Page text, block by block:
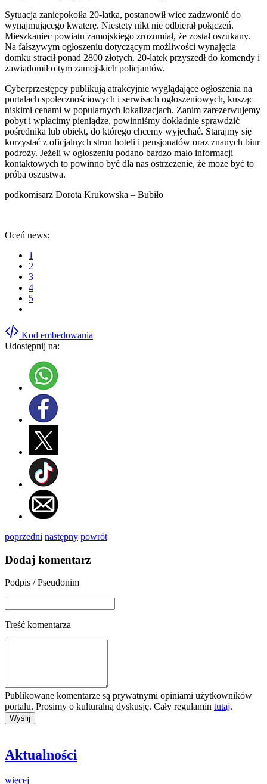
Sytuacja zaniepokoiła 20-latka, postanowił wiec zadzwonić do
wynajmującego kwaterę. Niestety nikt nie odbierał połączeń.
Mieszkaniec powiatu zamojskiego zrozumiał, że został oszukany.
Na fałszywym ogłoszeniu dotyczącym możliwości wynajęcia
domku stracił ponad 2800 złotych. 20-latek przyszedł do komendy i
zawiadomił o tym zamojskich policjantów.
Cyberprzestępcy publikują atrakcyjnie wyglądające ogłoszenia na
portalach społecznościowych i serwisach ogłoszeniowych, kusząc
niskimi cenami w popularnych lokalizacjach. Zanim zarezerwujemy
pobyt i wpłacimy pieniądze, powinniśmy dokładnie sprawdzić
pośrednika lub obiekt, do którego chcemy wyjechać. Starajmy się
korzystać z oficjalnych stron hoteli i pensjonatów oraz znanych biur
podroży. Jeżeli w ogłoszeniu podano bardzo mało informacji
kontaktowych to powinno być dla nas ostrzeżenie, że może być to
próba oszustwa.
podkomisarz Dorota Krukowska – Bubiło
Oceń news:
1
2
3
4
5
Kod embedowania
Udostępnij na:
poprzedni następny powrót
Dodaj komentarz
Podpis / Pseudonim
Treść komentarza
Publikowane komentarze są prywatnymi opiniami użytkowników
portalu. Prosimy o kulturalną dyskusję. Cały regulamin tutaj.
Aktualności
więcej